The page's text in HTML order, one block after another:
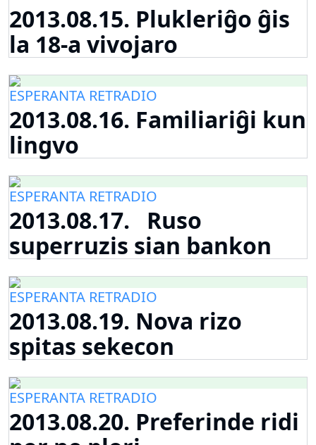
2013.08.15. Plukleriĝo ĝis
la 18-a vivojaro
ESPERANTA RETRADIO
2013.08.16. Familiariĝi kun
lingvo
ESPERANTA RETRADIO
2013.08.17. Ruso
superruzis sian bankon
ESPERANTA RETRADIO
2013.08.19. Nova rizo
spitas sekecon
ESPERANTA RETRADIO
2013.08.20. Preferinde ridi